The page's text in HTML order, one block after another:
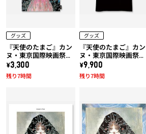
グッズ
『天使のたまご』カン
ヌ・東京国際映画祭上
映作品!! 天使のたまご
「水に棲む」トートバ
ッグ
\3,300
残り7時間
グッズ
『天使のたまご』カン
ヌ・東京国際映画祭上
映作品!! 天使のたまご
「水に棲む」x 久米繊
維コラボTシャツ (黒)
\9,900
残り7時間